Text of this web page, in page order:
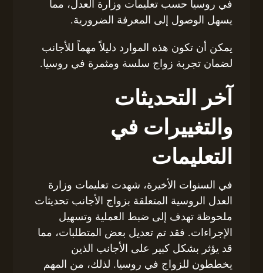
في روسيا حسب تعليمات وزارة العدل، مما
يسهل الوصول إلى المعرفة الضرورية.
يمكن أن تكون هذه الموارد دليلاً مهماً للأجانب
لضمان تجربة زواج سلسة ومثمرة في روسيا.
آخر التحديثات
والتغييرات في
التعليمات
في السنوات الأخيرة، شهدت تعليمات وزارة
العدل الروسية المتعلقة بزواج الأجانب تحديثات
ملحوظة تهدف إلى ضبط العملية وتسهيل
الإجراءات. فقد تم تعديل بعض المتطلبات، مما
قد يؤثر بشكل كبير على الأجانب الذين
يخططون للزواج في روسيا. لذلك، من المهم